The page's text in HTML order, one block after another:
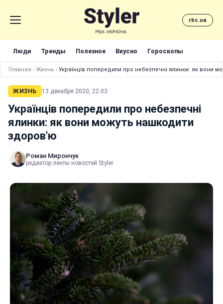
rbc.ua
Люди Тренды Полезное Вкусно Гороскопы
Главная › Жизнь › Українців попередили про небезпечні ялинки: як вони
ЖИЗНЬ 13 декабря 2020, 22:03
Українців попередили про небезпечні
ялинки: як вони можуть нашкодити
здоров'ю
Роман Мирончук
редактор ленты новостей Styler